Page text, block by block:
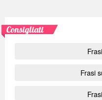
Consigliati
Frasi